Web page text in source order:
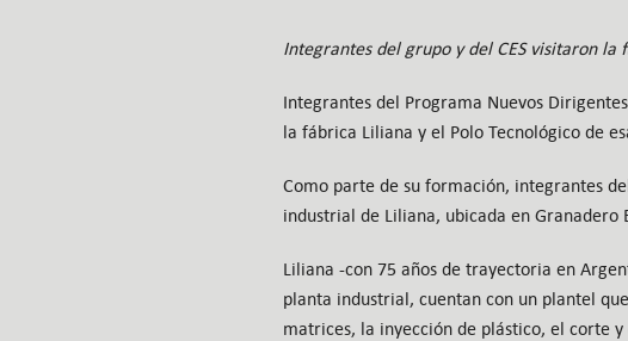
Integrantes del grupo y del CES visitaron
Integrantes del Programa Nuevos
la fábrica Liliana y el Polo Tecnológico de
Como parte de su formación, integrantes
industrial de Liliana, ubicada en Granadero
Liliana -con 75 años de trayectoria en
planta industrial, cuentan con un plantel
matrices, la inyección de plástico, el corte